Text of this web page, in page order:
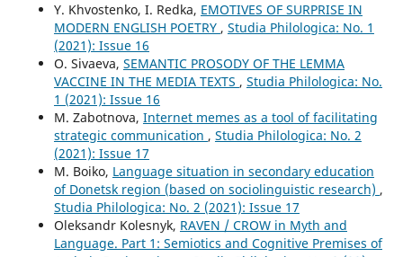
Y. Khvostenko, I. Redka, EMOTIVES OF SURPRISE IN
MODERN ENGLISH POETRY , Studia Philologica: No. 1
(2021): Issue 16
O. Sivaeva, SEMANTIC PROSODY OF THE LEMMA
VACCINE IN THE MEDIA TEXTS , Studia Philologica: No.
1 (2021): Issue 16
M. Zabotnova, Internet memes as a tool of facilitating
strategic communication , Studia Philologica: No. 2
(2021): Issue 17
M. Boiko, Language situation in secondary education
of Donetsk region (based on sociolinguistic research) ,
Studia Philologica: No. 2 (2021): Issue 17
Oleksandr Kolesnyk, RAVEN / CROW in Myth and
Language. Part 1: Semiotics and Cognitive Premises of